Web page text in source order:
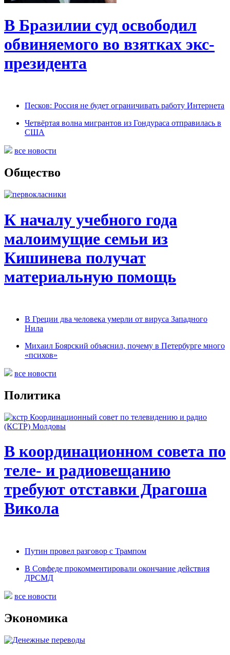
В Бразилии суд освободил
обвиняемого во взятках экс-
президента
Песков: Россия не будет ограничивать работу Интернета
Четвёртая волна мигрантов из Гондураса отправилась в
США
все новости
Общество
К началу учебного года
малоимущие семьи из
Кишинева получат
материальную помощь
В Греции два человека умерли от вируса Западного
Нила
Михаил Боярский объяснил, почему в Петербурге много
«психов»
все новости
Политика
В координационном совета по
теле- и радиовещанию
требуют отставки Драгоша
Викола
Путин провел разговор с Трампом
В Совфеде прокомментировали окончание действия
ДРСМД
все новости
Экономика